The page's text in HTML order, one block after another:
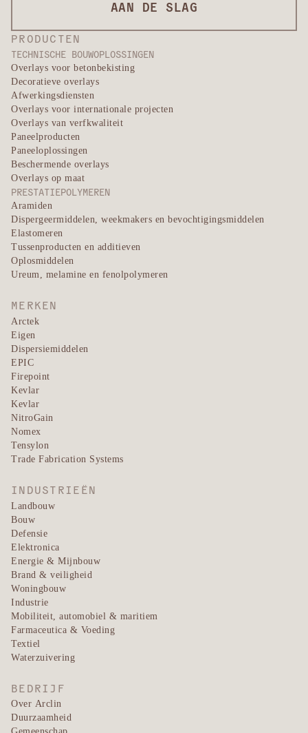
PRODUCTEN
TECHNISCHE BOUWOPLOSSINGEN
Overlays voor betonbekisting
Decoratieve overlays
Afwerkingsdiensten
Overlays voor internationale projecten
Overlays van verfkwaliteit
Paneelproducten
Paneeloplossingen
Beschermende overlays
Overlays op maat
PRESTATIEPOLYMEREN
Aramiden
Dispergeermiddelen, weekmakers en bevochtigingsmiddelen
Elastomeren
Tussenproducten en additieven
Oplosmiddelen
Ureum, melamine en fenolpolymeren
MERKEN
Arctek
Eigen
Dispersiemiddelen
EPIC
Firepoint
Kevlar
Kevlar
NitroGain
Nomex
Tensylon
Trade Fabrication Systems
INDUSTRIEËN
Landbouw
Bouw
Defensie
Elektronica
Energie & Mijnbouw
Brand & veiligheid
Woningbouw
Industrie
Mobiliteit, automobiel & maritiem
Farmaceutica & Voeding
Textiel
Waterzuivering
BEDRIJF
Over Arclin
Duurzaamheid
AAN DE SLAG